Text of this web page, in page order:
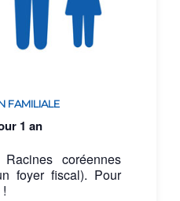
FAMILIALE
1 an
coréennes
foyer fiscal). Pour